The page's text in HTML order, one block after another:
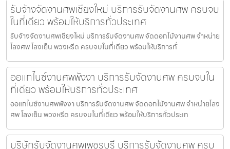
รับจ้างจัดงานศพเชียงใหม่ บริการรับจัดงานศพ ครบจบ
ในที่เดียว พร้อมให้บริการทั่วประเทศ
รับจ้างจัดงานศพเชียงใหม่ บริการรับจัดงานศพ จัดดอกไม้งานศพ จำหน่าย
โลงศพ โลงเย็น พวงหรีด ครบจบในที่เดียว พร้อมให้บริการทั่
ออแกไนซ์งานศพพังงา บริการรับจัดงานศพ ครบจบใน
ที่เดียว พร้อมให้บริการทั่วประเทศ
ออแกไนซ์งานศพพังงา บริการรับจัดงานศพ จัดดอกไม้งานศพ จำหน่ายโลง
ศพ โลงเย็น พวงหรีด ครบจบในที่เดียว พร้อมให้บริการทั่วประเท
บริษัทรับจัดงานศพเพชรบุรี บริการรับจัดงานศพ ครบ